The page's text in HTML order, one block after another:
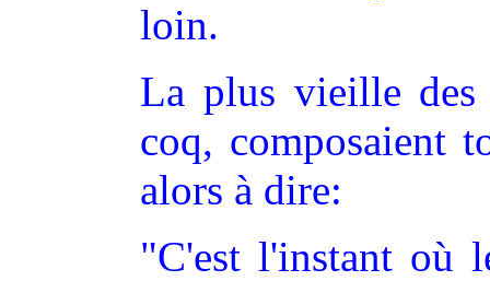
loin.
La plus vieille
coq, composaient
alors à dire:
"C'est l'instant où